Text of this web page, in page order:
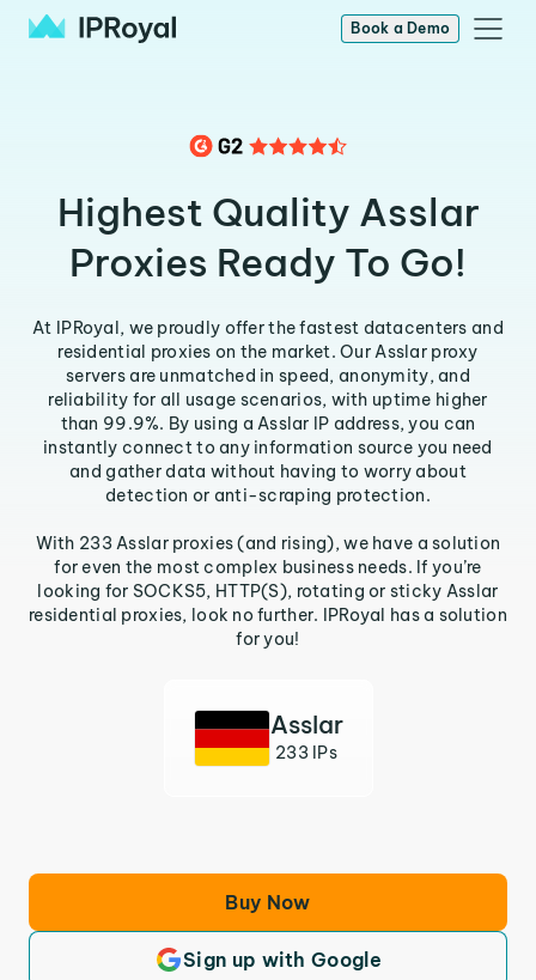
Book a Demo
Highest Quality Asslar
Proxies Ready To Go!
At IPRoyal, we proudly offer the fastest datacenters and
residential proxies on the market. Our Asslar proxy
servers are unmatched in speed, anonymity, and
reliability for all usage scenarios, with uptime higher
than 99.9%. By using a Asslar IP address, you can
instantly connect to any information source you need
and gather data without having to worry about
detection or anti-scraping protection.
With 233 Asslar proxies (and rising), we have a solution
for even the most complex business needs. If you’re
looking for SOCKS5, HTTP(S), rotating or sticky Asslar
residential proxies, look no further. IPRoyal has a solution
for you!
Asslar
233 IPs
Buy Now
Sign up with Google